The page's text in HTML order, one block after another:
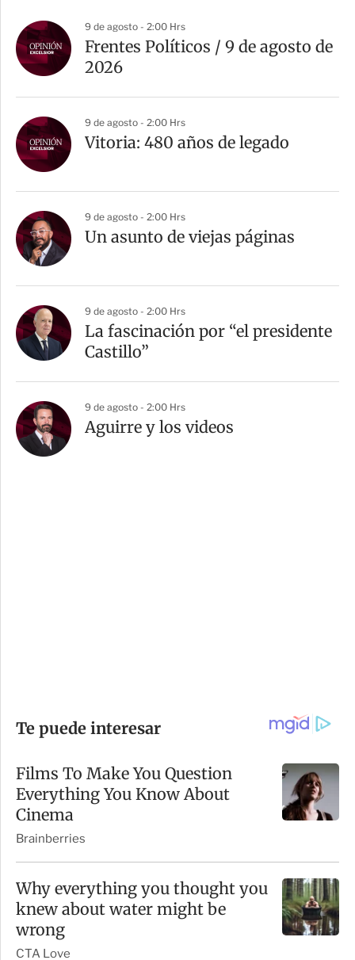
9 de agosto - 2:00 Hrs
Frentes Políticos / 9 de agosto de
2026
9 de agosto - 2:00 Hrs
Vitoria: 480 años de legado
9 de agosto - 2:00 Hrs
Un asunto de viejas páginas
9 de agosto - 2:00 Hrs
La fascinación por “el presidente
Castillo”
9 de agosto - 2:00 Hrs
Aguirre y los videos